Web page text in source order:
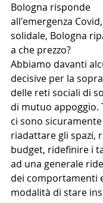
Bologna risponde
all'emergenza
solidale, Bologna
a che prezzo?
Abbiamo davanti
decisive per la
delle reti sociali di
di mutuo appoggio.
ci sono
riadattare gli spazi,
budget, ridefinire i
ad una generale
dei comportamenti
modalità di stare